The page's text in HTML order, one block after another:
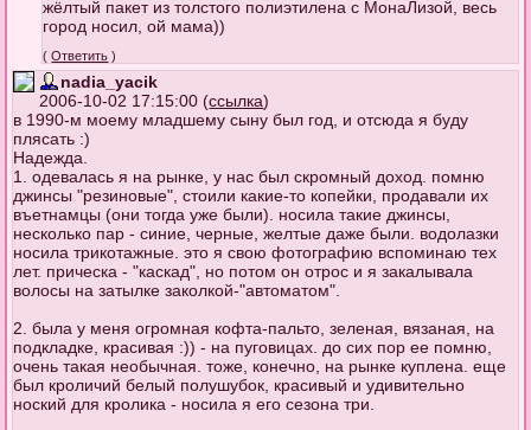
жёлтый пакет из толстого полиэтилена с МонаЛизой, весь
город носил, ой мама))
(Ответить )
nadia_yacik
2006-10-02 17:15:00 (ссылка)
в 1990-м моему младшему сыну был год, и отсюда я буду
плясать :)
Надежда.
1. одевалась я на рынке, у нас был скромный доход. помню
джинсы "резиновые", стоили какие-то копейки, продавали их
въетнамцы (они тогда уже были). носила такие джинсы,
несколько пар - синие, черные, желтые даже были. водолазки
носила трикотажные. это я свою фотографию вспоминаю тех
лет. прическа - "каскад", но потом он отрос и я закалывала
волосы на затылке заколкой-"автоматом".
2. была у меня огромная кофта-пальто, зеленая, вязаная, на
подкладке, красивая :)) - на пуговицах. до сих пор ее помню,
очень такая необычная. тоже, конечно, на рынке куплена. еще
был кроличий белый полушубок, красивый и удивительно
ноский для кролика - носила я его сезона три.